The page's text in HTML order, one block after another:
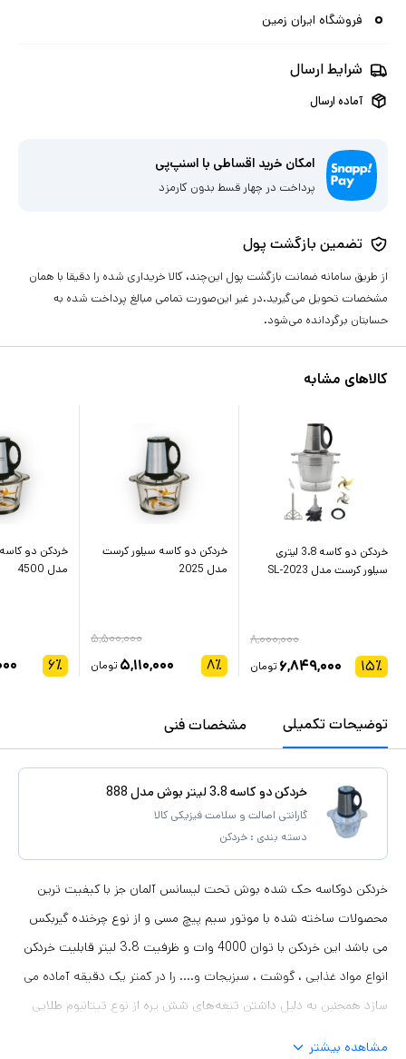
فروشگاه ایران زمین
شرایط ارسال
آماده ارسال
امکان خرید اقساطی با اسنپ‌پی
پرداخت در چهار قسط بدون کارمزد
تضمین بازگشت پول
از طریق سامانه ضمانت بازگشت پول این‌چند، کالا خریداری شده را دقیقا با همان
مشخصات تحویل می‌گیرید.در غیر این‌صورت تمامی مبالغ پرداخت شده به
حسابتان برگردانده می‌شود.
کالاهای مشابه
خردکن دو کاسه 3.8 لیتری
سیلور کرست مدل SL-2023
۱۵٪
۸,۰۰۰,۰۰۰
۶,۸۴۹,۰۰۰ تومان
خردکن دو کاسه سیلور کرست
مدل 2025
۸٪
۵,۵۰۰,۰۰۰
۵,۱۱۰,۰۰۰ تومان
خردکن دو
مدل 4500
۶٪
توضیحات تکمیلی مشخصات فنی
خردکن دو کاسه 3.8 لیتر بوش مدل 888
گارانتی اصالت و سلامت فیزیکی کالا
دسته بندی : خردکن
خردکن دوکاسه حک شده بوش تحت لیسانس آلمان جز با کیفیت ترین
محصولات ساخته شده با موتور سیم پیچ مسی و از نوع چرخنده گیربکس
می باشد این خردکن با توان 4000 وات و ظرفیت 3.8 لیتر قابلیت خردکن
انواع مواد غذایی ، گوشت ، سبزیجات و.... را در کمتر یک دقیقه آماده می
سازد همچنین به دلیل داشتن تیغه‌های شش پره از نوع تیتانیوم طلایی
مشاهده بیشتر